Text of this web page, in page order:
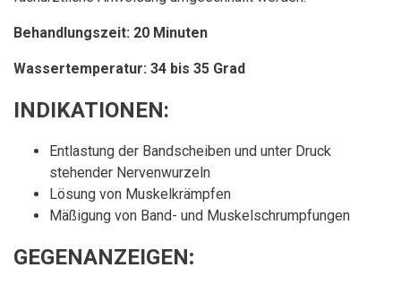
Behandlungszeit: 20 Minuten
Wassertemperatur: 34 bis 35 Grad
INDIKATIONEN:
Entlastung der Bandscheiben und unter Druck
stehender Nervenwurzeln
Lösung von Muskelkrämpfen
Mäßigung von Band- und Muskelschrumpfungen
GEGENANZEIGEN: